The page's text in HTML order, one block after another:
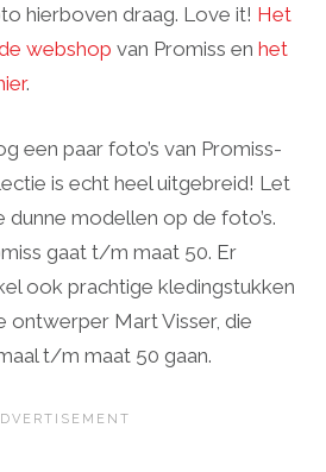
hierboven draag. Love it! Het
webshop van Promiss en het
.
een paar foto’s van Promiss-
is echt heel uitgebreid! Let
modellen op de foto’s.
gaat t/m maat 50. Er
ook prachtige kledingstukken
ontwerper Mart Visser, die
t/m maat 50 gaan.